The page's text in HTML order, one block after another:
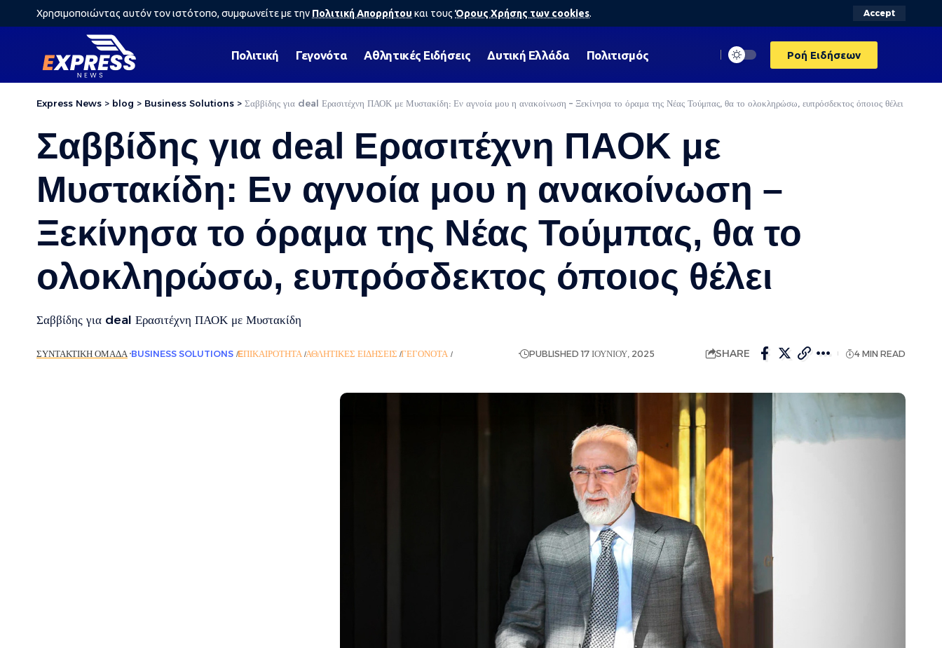
Χρησιμοποιώντας αυτόν τον ιστότοπο, συμφωνείτε με την Πολιτική Απορρήτου και τους Όρους Χρήσης των cookies. Accept
Πολιτική Γεγονότα Αθλητικές Ειδήσεις Δυτική Ελλάδα Πολιτισμός Ροή Ειδήσεων
Express News > blog > Business Solutions > Σαββίδης για deal Ερασιτέχνη ΠΑΟΚ με Μυστακίδη: Εν αγνοία μου η ανακοίνωση – Ξεκίνησα το όραμα της Νέας Τούμπας, θα το ολοκληρώσω, ευπρόσδεκτος όποιος θέλει
Σαββίδης για deal Ερασιτέχνη ΠΑΟΚ με
Μυστακίδη: Εν αγνοία μου η ανακοίνωση –
Ξεκίνησα το όραμα της Νέας Τούμπας, θα το
ολοκληρώσω, ευπρόσδεκτος όποιος θέλει
Σαββίδης για deal Ερασιτέχνη ΠΑΟΚ με Μυστακίδη
ΣΥΝΤΑΚΤΙΚΉ ΟΜΆΔΑ BUSINESS SOLUTIONS EΠΙΚΑΙΡΌΤΗΤΑ ΑΘΛΗΤΙΚΈΣ ΕΙΔΉΣΕΙΣ ΓΕΓΟΝΌΤΑ ΡΟΉ ΕΙΔΉΣΕΩΝ PUBLISHED 17 ΙΟΥΝΊΟΥ, 2025 SHARE 4 MIN READ